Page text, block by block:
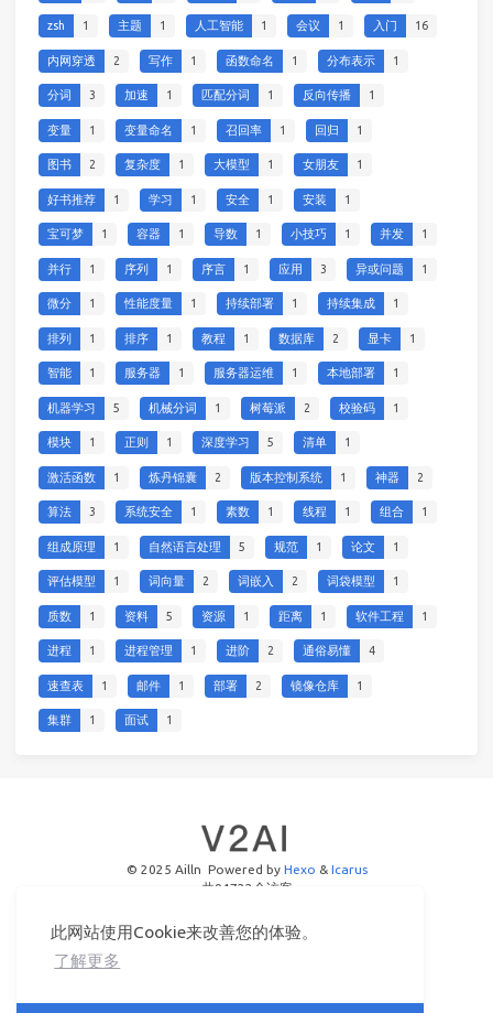
此网站使用Cookie来改善您的体验。
了解更多
zsh 1 主题 1 人工智能 1 会议 1 入门 16
内网穿透 2 写作 1 函数命名 1 分布表示 1
分词 3 加速 1 匹配分词 1 反向传播 1
变量 1 变量命名 1 召回率 1 回归 1
图书 2 复杂度 1 大模型 1 女朋友 1
好书推荐 1 学习 1 安全 1 安装 1
宝可梦 1 容器 1 导数 1 小技巧 1 并发 1
并行 1 序列 1 序言 1 应用 3 异或问题 1
微分 1 性能度量 1 持续部署 1 持续集成 1
排列 1 排序 1 教程 1 数据库 2 显卡 1
智能 1 服务器 1 服务器运维 1 本地部署 1
机器学习 5 机械分词 1 树莓派 2 校验码 1
模块 1 正则 1 深度学习 5 清单 1
激活函数 1 炼丹锦囊 2 版本控制系统 1 神器 2
算法 3 系统安全 1 素数 1 线程 1 组合 1
组成原理 1 自然语言处理 5 规范 1 论文 1
评估模型 1 词向量 2 词嵌入 2 词袋模型 1
质数 1 资料 5 资源 1 距离 1 软件工程 1
进程 1 进程管理 1 进阶 2 通俗易懂 4
速查表 1 邮件 1 部署 2 镜像仓库 1
集群 1 面试 1
© 2025 Ailln Powered by Hexo & Icarus
共94722 个访客